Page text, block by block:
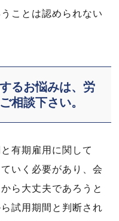
ことは認められない
るお悩みは、労
相談下さい。
有期雇用に関して
いく必要があり、会
ら大丈夫であろうと
試用期間と判断され